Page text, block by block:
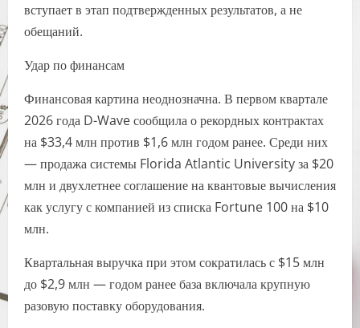
вступает в этап подтвержденных результатов, а не
обещаний.
Удар по финансам
Финансовая картина неоднозначна. В первом квартале
2026 года D-Wave сообщила о рекордных контрактах
на $33,4 млн против $1,6 млн годом ранее. Среди них
— продажа системы Florida Atlantic University за $20
млн и двухлетнее соглашение на квантовые вычисления
как услугу с компанией из списка Fortune 100 на $10
млн.
Квартальная выручка при этом сократилась с $15 млн
до $2,9 млн — годом ранее база включала крупную
разовую поставку оборудования.